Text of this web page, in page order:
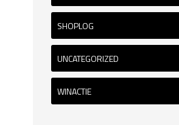
SHOPLOG
UNCATEGORIZED
WINACTIE